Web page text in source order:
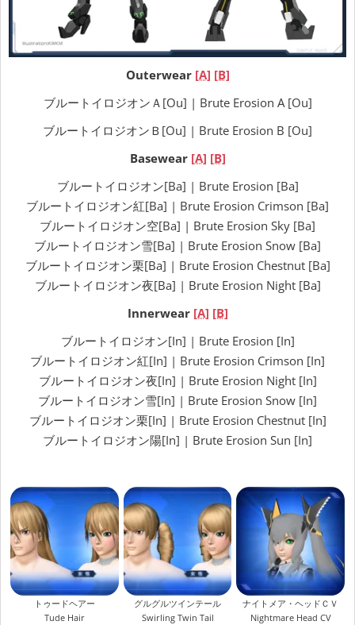
Outerwear [A] [B]
ブルートイロジオンＡ[Ou] | Brute Erosion A [Ou]
ブルートイロジオンＢ[Ou] | Brute Erosion B [Ou]
Basewear [A] [B]
ブルートイロジオン[Ba] | Brute Erosion [Ba]
ブルートイロジオン紅[Ba] | Brute Erosion Crimson [Ba]
ブルートイロジオン空[Ba] | Brute Erosion Sky [Ba]
ブルートイロジオン雪[Ba] | Brute Erosion Snow [Ba]
ブルートイロジオン栗[Ba] | Brute Erosion Chestnut [Ba]
ブルートイロジオン夜[Ba] | Brute Erosion Night [Ba]
Innerwear [A] [B]
ブルートイロジオン[In] | Brute Erosion [In]
ブルートイロジオン紅[In] | Brute Erosion Crimson [In]
ブルートイロジオン夜[In] | Brute Erosion Night [In]
ブルートイロジオン雪[In] | Brute Erosion Snow [In]
ブルートイロジオン栗[In] | Brute Erosion Chestnut [In]
ブルートイロジオン陽[In] | Brute Erosion Sun [In]
トゥードヘアー
Tude Hair
グルグルツインテール
Swirling Twin Tail
ナイトメア・ヘッドＣＶ
Nightmare Head CV